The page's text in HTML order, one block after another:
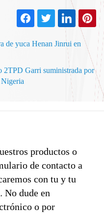
de yuca Henan Jinrui en
2TPD Garri suministrada por
productos o
de contacto a
con tu y tu
No dude en
o por